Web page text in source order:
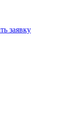
заявку